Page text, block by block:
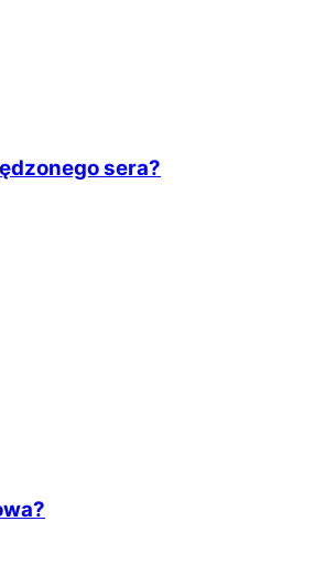
sera?